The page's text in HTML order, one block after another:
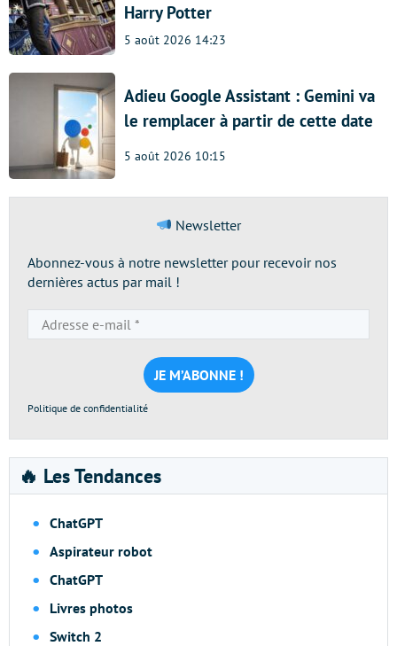
Harry Potter
5 août 2026 14:23
Adieu Google Assistant : Gemini va
le remplacer à partir de cette date
5 août 2026 10:15
Newsletter
Abonnez-vous à notre newsletter pour recevoir nos
dernières actus par mail !
e-
mail
*
Politique de confidentialité
🔥 Les Tendances
ChatGPT
Aspirateur robot
ChatGPT
Livres photos
Switch 2